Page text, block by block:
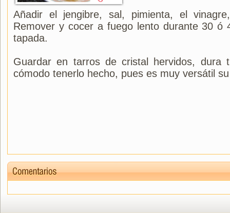
Añadir el jengibre, sal, pimienta, el
Remover y cocer a fuego lento durante 30 ó
tapada.
Guardar en tarros de cristal hervidos, dura
cómodo tenerlo hecho, pues es muy versátil